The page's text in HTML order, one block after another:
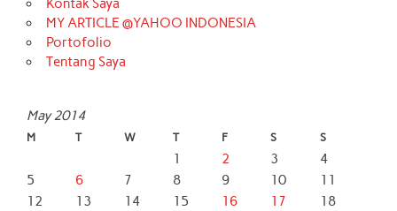
Kontak Saya
MY ARTICLE @YAHOO INDONESIA
Portofolio
Tentang Saya
May 2014
M T W T F S S
1 2 3
4
5
6 7 8 9 10
11
12
13 14 15 16 17
18